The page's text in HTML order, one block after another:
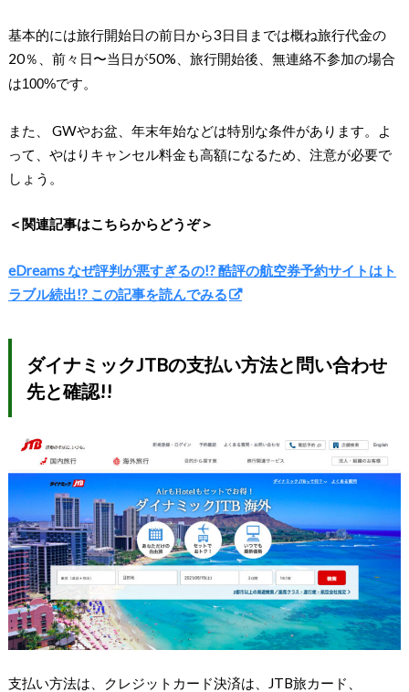
基本的には旅行開始日の前日から3日目までは概ね旅行代金の
20％、前々日〜当日が50%、 旅行開始後、無連絡不参加の場合
は100%です。
また、 GWやお盆、年末年始などは特別な条件があります。よ
って、やはりキャンセル料金も高額になるため、注意が必要で
しょう。
＜関連記事はこちらからどうぞ＞
eDreams なぜ評判が悪すぎるの!? 酷評の航空券予約サイトはト
ラブル続出!? この記事を読んでみる
ダイナミックJTBの支払い方法と問い合わせ
先と確認!!
支払い方法は、クレジットカード決済は、JTB旅カード、